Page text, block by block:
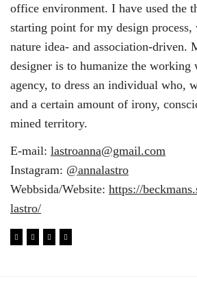
office environment. I have used the
starting point for my design
nature idea- and association-driven.
designer is to humanize the working
agency, to dress an individual who,
and a certain amount of irony,
mined territory.
E-mail: lastroanna@gmail.com
Instagram: @annalastro
Webbsida/Website: https://
lastro/